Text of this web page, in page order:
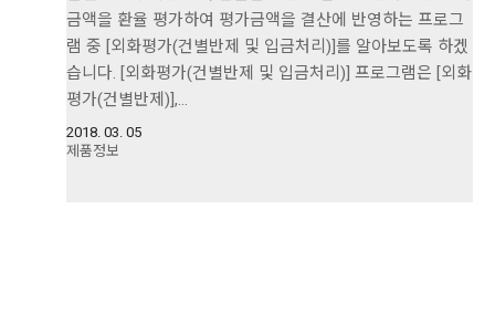
금액을 환율 평가하여 평가금액을 결산에 반영하는 프로그
램 중 [외화평가(건별반제 및 입금처리)]를 알아보도록 하겠
습니다. [외화평가(건별반제 및 입금처리)] 프로그램은 [외화
평가(건별반제)],…
2018. 03. 05
제품정보